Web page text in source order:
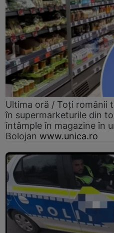
Ultima oră / Toți românii
în supermarketurile din
întâmple în magazine în
Bolojan www.unica.ro